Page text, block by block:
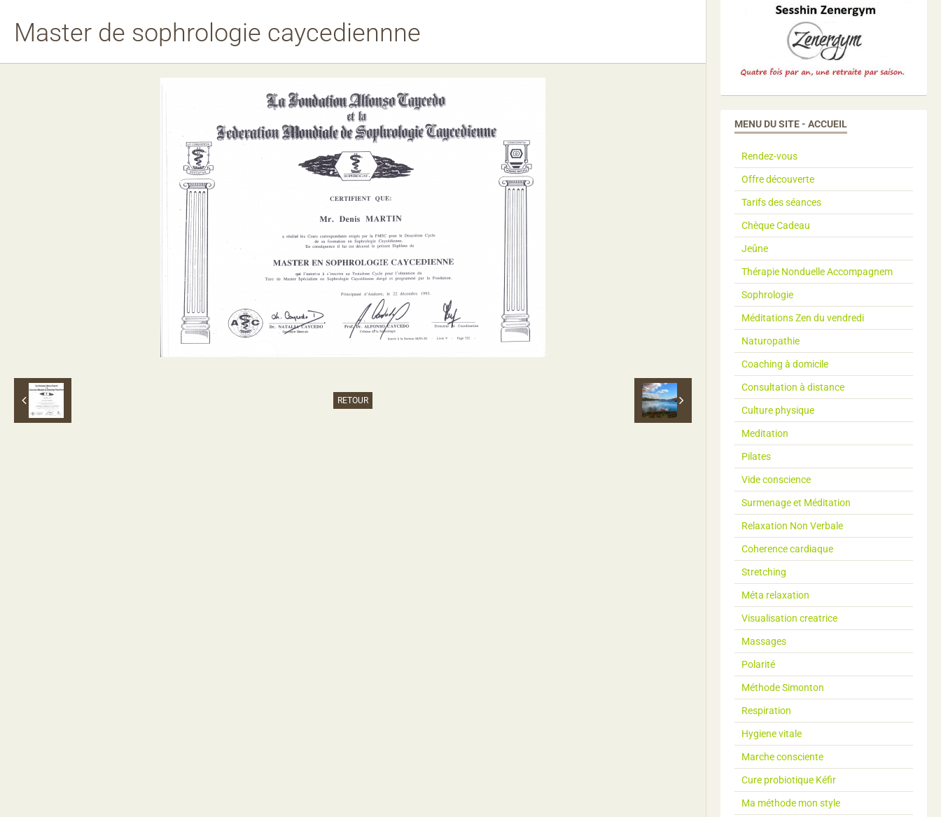
Master de sophrologie caycediennne
RETOUR
MENU DU SITE - ACCUEIL
Rendez-vous
Offre découverte
Tarifs des séances
Chèque Cadeau
Jeûne
Thérapie Nonduelle Accompagnem
Sophrologie
Méditations Zen du vendredi
Naturopathie
Coaching à domicile
Consultation à distance
Culture physique
Meditation
Pilates
Vide conscience
Surmenage et Méditation
Relaxation Non Verbale
Coherence cardiaque
Stretching
Méta relaxation
Visualisation creatrice
Massages
Polarité
Méthode Simonton
Respiration
Hygiene vitale
Marche consciente
Cure probiotique Kéfir
Ma méthode mon style